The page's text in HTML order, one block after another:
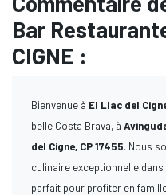
Bar
CIGNE :
Bienvenue à El Llac del
belle Costa Brava, à
del Cigne, CP 17455. Nous
culinaire exceptionnelle
parfait pour profiter en